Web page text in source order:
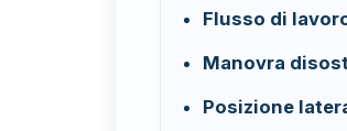
Flusso di
Manovra
Posizione